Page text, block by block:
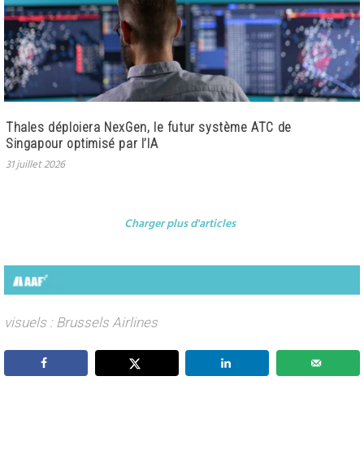
Thales déploiera NexGen, le futur système ATC de
Singapour optimisé par l’IA
31 juillet 2026
Charger plus d'articles
visuels : Brussels Airlines